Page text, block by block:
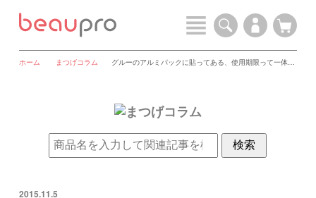
ホーム まつげコラム グルーのアルミパックに貼ってある、使用期限って一体何？
2015.11.5